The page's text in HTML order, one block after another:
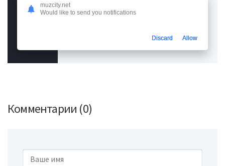
Комментарии (0)
muzcity.net
Would like to send you notifications
Discard Allow